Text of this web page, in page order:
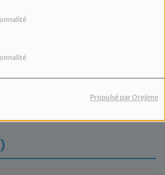
Propulsé par Orejime
l'émission Lev Ehad.